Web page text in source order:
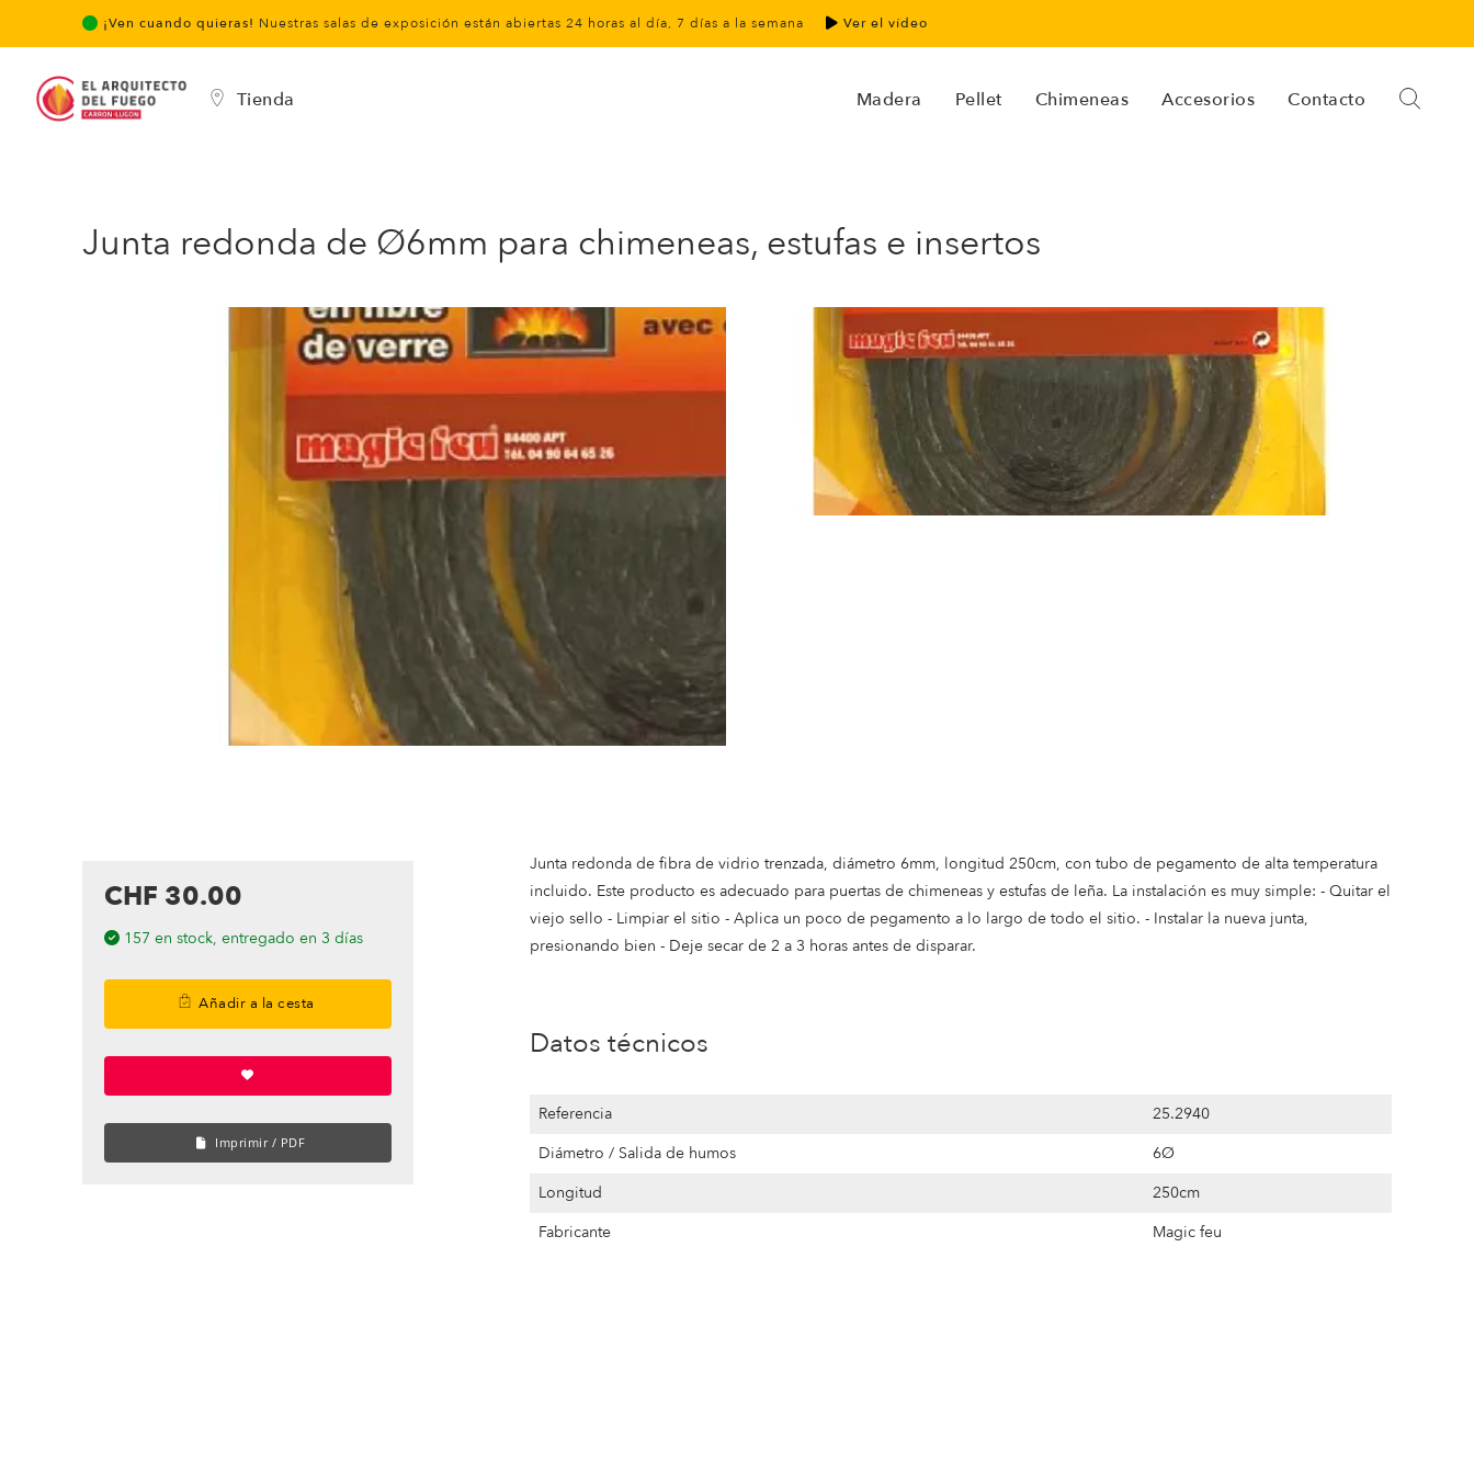
¡Ven cuando quieras! Nuestras salas de exposición están abiertas 24 horas al día, 7 días a la semana Ver el vídeo
Tienda Madera Pellet Chimeneas Accesorios Contacto
Junta redonda de Ø6mm para chimeneas, estufas e insertos
CHF 30.00
157 en stock, entregado en 3 días
Añadir a la cesta
Imprimir / PDF
Junta redonda de fibra de vidrio trenzada, diámetro 6mm, longitud 250cm, con tubo de pegamento de alta temperatura
incluido. Este producto es adecuado para puertas de chimeneas y estufas de leña. La instalación es muy simple: - Quitar el
viejo sello - Limpiar el sitio - Aplica un poco de pegamento a lo largo de todo el sitio. - Instalar la nueva junta,
presionando bien - Deje secar de 2 a 3 horas antes de disparar.
Datos técnicos
Referencia
25.2940
Diámetro / Salida de humos
6Ø
Longitud
250cm
Fabricante
Magic feu